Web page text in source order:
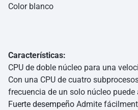
Color blanco
Características:
CPU de doble núcleo para una
Con una CPU de cuatro
frecuencia de un solo núcleo
Fuerte desempeño Admite